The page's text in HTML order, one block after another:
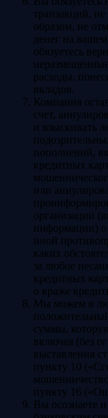
транзакций,
образом, не
денег на
обязуетесь
расходы,
вкладов.
Компания
счет,
и взыскивать
пополнений,
кредитных
или
организации
информации)
иной
каких
за любое
кредитных
о краже
Мы можем в
суммы,
включая (без
выставления
пункту 10
пункту 16
Вы осознаете и